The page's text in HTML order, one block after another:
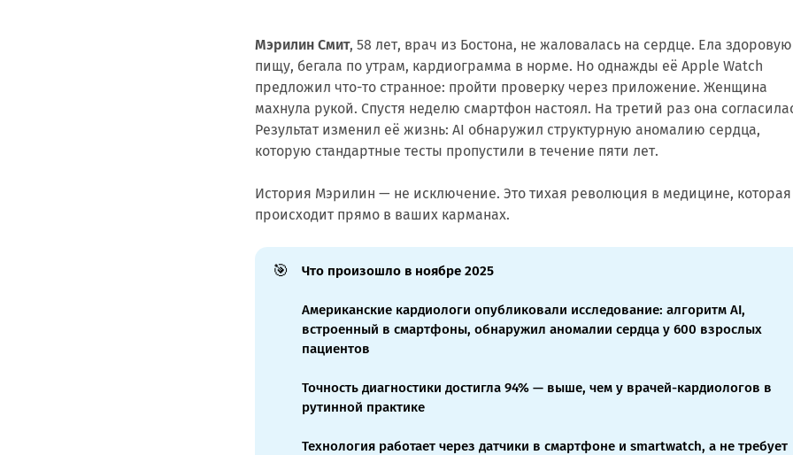
Мэрилин Смит, 58 лет, врач из Бостона, не жаловалась на сердце. Ела здоровую
пищу, бегала по утрам, кардиограмма в норме. Но однажды её Apple Watch
предложил что-то странное: пройти проверку через приложение. Женщина
махнула рукой. Спустя неделю смартфон настоял. На третий раз она
Результат изменил её жизнь: AI обнаружил структурную аномалию сердца,
которую стандартные тесты пропустили в течение пяти лет.
История Мэрилин — не исключение. Это тихая революция в медицине, которая
происходит прямо в ваших карманах.
🎯 Что произошло в ноябре 2025
Американские кардиологи опубликовали исследование: алгоритм AI,
встроенный в смартфоны, обнаружил аномалии сердца у 600 взрослых
пациентов
Точность диагностики достигла 94% — выше, чем у врачей-кардиологов в
рутинной практике
Технология работает через датчики в смартфоне и smartwatch, а не требует